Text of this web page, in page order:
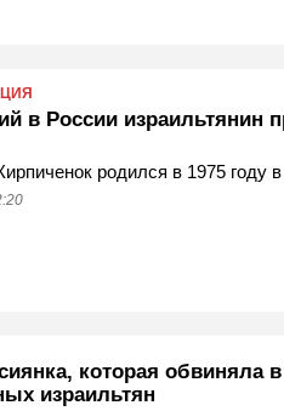
в России израильтянин
родился в 1975 году
которая обвиняла
израильтян